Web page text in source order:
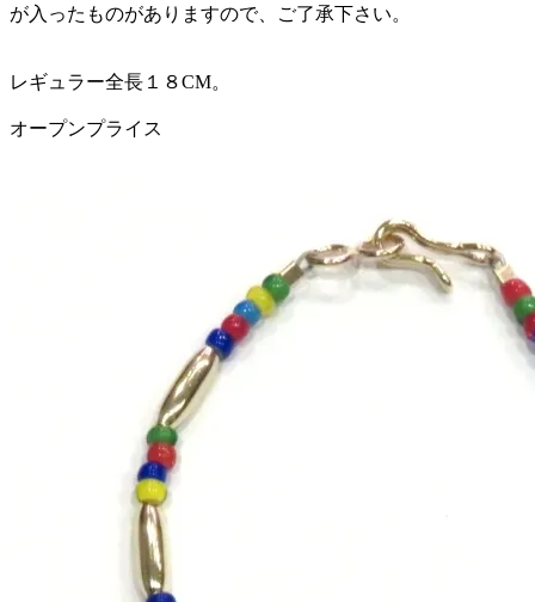
が入ったものがありますので、ご了承下さい。
レギュラー全長１８CM。
オープンプライス